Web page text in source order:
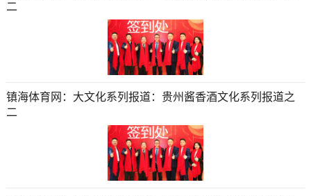
二
镇海体育网：大文化系列报道：贵州酱香酒文化系列报道之
二